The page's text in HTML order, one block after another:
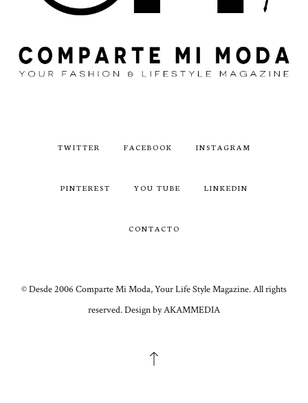
TWITTER FACEBOOK INSTAGRAM
PINTEREST YOU TUBE LINKEDIN
CONTACTO
© Desde 2006 Comparte Mi Moda, Your Life Style Magazine. All rights
reserved. Design by AKAMMEDIA